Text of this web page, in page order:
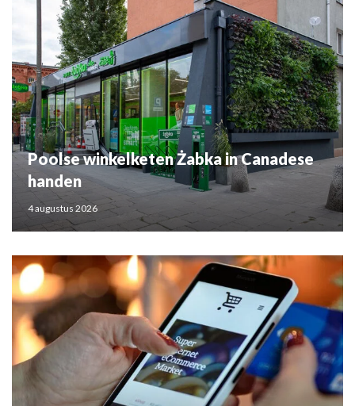
Poolse winkelketen Żabka in Canadese
handen
4 augustus 2026